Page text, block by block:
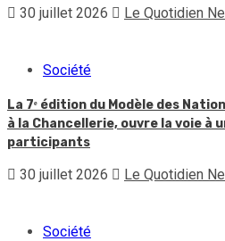
30 juillet 2026 Le Quotidien
Société
La 7ᵉ édition du Modèle des
à la Chancellerie, ouvre la voie à
participants
30 juillet 2026 Le Quotidien
Société